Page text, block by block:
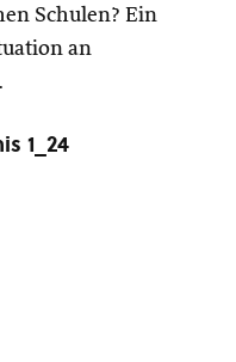
Schulen? Ein
an
1_24